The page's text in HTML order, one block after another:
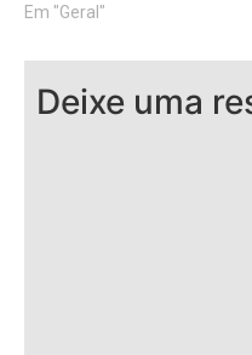
Em "Geral"
Deixe uma